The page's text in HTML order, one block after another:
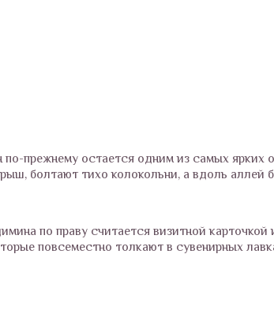
прежнему остается одним из самых ярких
болтают тихо колокольни, а вдоль
по праву считается визитной
повсеместно толкают в сувенирных